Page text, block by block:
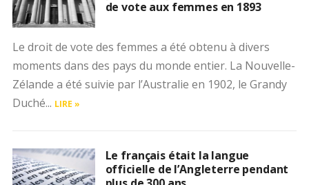
de vote aux femmes en 1893
Le droit de vote des femmes a été obtenu à divers
moments dans des pays du monde entier. La Nouvelle-
Zélande a été suivie par l’Australie en 1902, le Grandy
Duché... LIRE »
Le français était la langue
officielle de l’Angleterre pendant